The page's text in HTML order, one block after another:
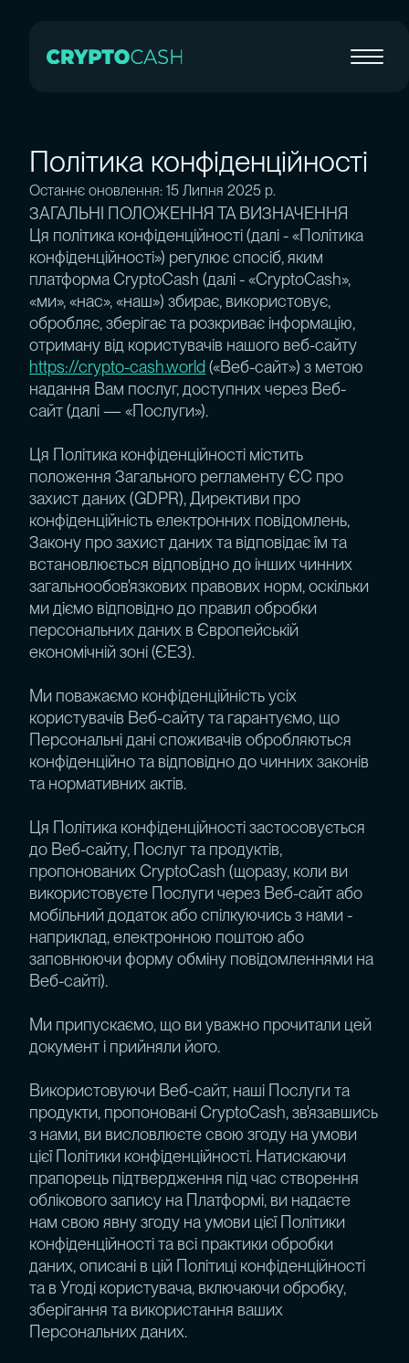
Політика конфіденційності
Останнє оновлення: 15 Липня 2025 р.
ЗАГАЛЬНІ ПОЛОЖЕННЯ ТА ВИЗНАЧЕННЯ
Ця політика конфіденційності (далі - «Політика
конфіденційності») регулює спосіб, яким
платформа CryptoCash (далі - «CryptoCash»,
«ми», «нас», «наш») збирає, використовує,
обробляє, зберігає та розкриває інформацію,
отриману від користувачів нашого веб-сайту
https://crypto-cash.world («Веб-сайт») з метою
надання Вам послуг, доступних через Веб-
сайт (далі — «Послуги»).
Ця Політика конфіденційності містить
положення Загального регламенту ЄС про
захист даних (GDPR), Директиви про
конфіденційність електронних повідомлень,
Закону про захист даних та відповідає їм та
встановлюється відповідно до інших чинних
загальнообов'язкових правових норм, оскільки
ми діємо відповідно до правил обробки
персональних даних в Європейській
економічній зоні (ЄЕЗ).
Ми поважаємо конфіденційність усіх
користувачів Веб-сайту та гарантуємо, що
Персональні дані споживачів обробляються
конфіденційно та відповідно до чинних законів
та нормативних актів.
Ця Політика конфіденційності застосовується
до Веб-сайту, Послуг та продуктів,
пропонованих CryptoCash (щоразу, коли ви
використовуєте Послуги через Веб-сайт або
мобільний додаток або спілкуючись з нами -
наприклад, електронною поштою або
заповнюючи форму обміну повідомленнями на
Веб-сайті).
Ми припускаємо, що ви уважно прочитали цей
документ і прийняли його.
Використовуючи Веб-сайт, наші Послуги та
продукти, пропоновані CryptoCash, зв'язавшись
з нами, ви висловлюєте свою згоду на умови
цієї Політики конфіденційності. Натискаючи
прапорець підтвердження під час створення
облікового запису на Платформі, ви надаєте
нам свою явну згоду на умови цієї Політики
конфіденційності та всі практики обробки
даних, описані в цій Політиці конфіденційності
та в Угоді користувача, включаючи обробку,
зберігання та використання ваших
Персональних даних.